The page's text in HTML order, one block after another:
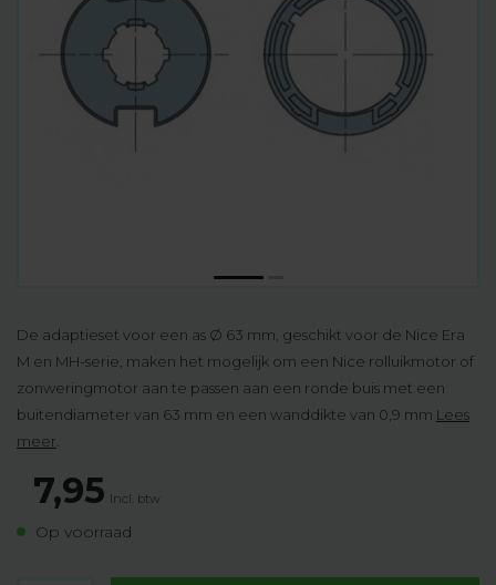
De adaptieset voor een as Ø 63 mm, geschikt voor de Nice Era
M en MH-serie, maken het mogelijk om een Nice rolluikmotor of
zonweringmotor aan te passen aan een ronde buis met een
buitendiameter van 63 mm en een wanddikte van 0,9 mm Lees
meer
7,95 Incl. btw
Op voorraad